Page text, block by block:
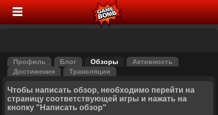
Профиль Блог Обзоры
Активность
Достижения
Трансляции
Чтобы написать обзор, необходимо перейти на
страницу соответствующей игры и нажать на
кнопку "Написать обзор"